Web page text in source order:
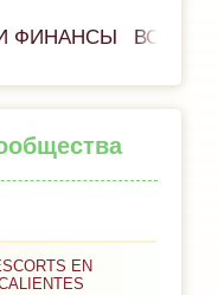
ФИНАНСЫ ВСЁ
EN